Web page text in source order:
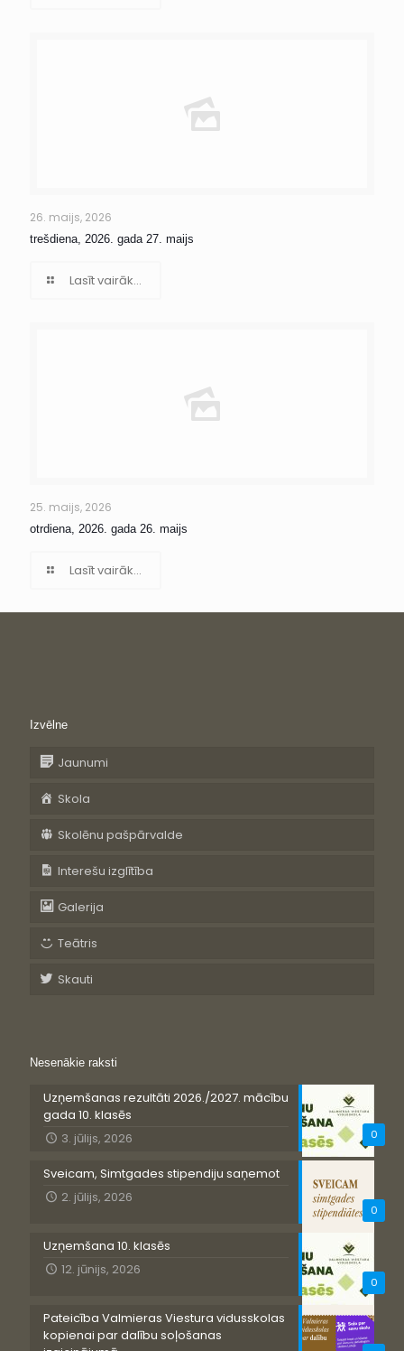
26. maijs, 2026
trešdiena, 2026. gada 27. maijs
Lasīt vairāk...
25. maijs, 2026
otrdiena, 2026. gada 26. maijs
Lasīt vairāk...
Izvēlne
Jaunumi
Skola
Skolēnu pašpārvalde
Interešu izglītība
Galerija
Teātris
Skauti
Nesenākie raksti
0
Uzņemšanas rezultāti 2026./2027. mācību
gada 10. klasēs
3. jūlijs, 2026
0
Sveicam, Simtgades stipendiju saņemot
2. jūlijs, 2026
0
Uzņemšana 10. klasēs
12. jūnijs, 2026
Pateicība Valmieras Viestura vidusskolas
kopienai par dalību soļošanas